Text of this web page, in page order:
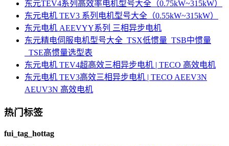
东元TEV4系列高效率电机型号大全（0.75kW~315kW）
东元电机 TEV3 系列电机型号大全（0.55kW~315kW）
东元电机 AEEVYY系列 三相异步电机
东元精电伺服电机型号大全_TSX低惯量_TSB中惯量
_TSE高惯量选型表
东元电机 TEV4超高效三相异步电机 | TECO 高效电机
东元电机 TEV3高效三相异步电机 | TECO AEEV3N
AEUV3N 高效电机
热门标签
fui_tag_hottag